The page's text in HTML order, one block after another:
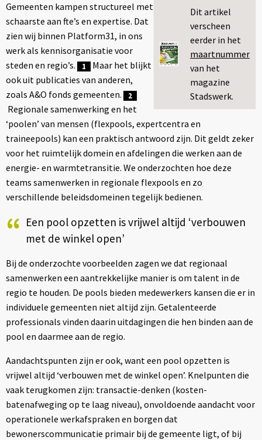
Dit artikel
verscheen
eerder in het
maartnummer
van het
magazine
Stadswerk.
Gemeenten kampen structureel met
schaarste aan fte’s en expertise. Dat
zien wij binnen Platform31, in ons
werk als kennisorganisatie voor
steden en regio’s.
1
Maar het blijkt
ook uit publicaties van anderen,
zoals A&O fonds gemeenten.
2
Regionale samenwerking en het
‘poolen’ van mensen (flexpools, expertcentra en
traineepools) kan een praktisch antwoord zijn. Dit geldt zeker
voor het ruimtelijk domein en afdelingen die werken aan de
energie- en warmtetransitie. We onderzochten hoe deze
teams samenwerken in regionale flexpools en zo
verschillende beleidsdomeinen tegelijk bedienen.
“ Een pool opzetten is vrijwel altijd ‘verbouwen
met de winkel open’
Bij de onderzochte voorbeelden zagen we dat regionaal
samenwerken een aantrekkelijke manier is om talent in de
regio te houden. De pools bieden medewerkers kansen die er in
individuele gemeenten niet altijd zijn. Getalenteerde
professionals vinden daarin uitdagingen die hen binden aan de
pool en daarmee aan de regio.
Aandachtspunten zijn er ook, want een pool opzetten is
vrijwel altijd ‘verbouwen met de winkel open’. Knelpunten die
vaak terugkomen zijn: transactie-denken (kosten-
batenafweging op te laag niveau), onvoldoende aandacht voor
operationele werkafspraken en borgen dat
bewonerscommunicatie primair bij de gemeente ligt, of bij